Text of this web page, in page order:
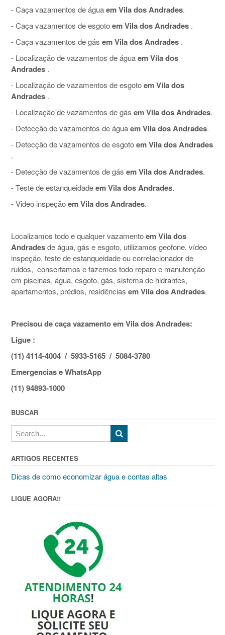
- Caça vazamentos de águaem Vila dos Andrades.
- Caça vazamentos de esgotoem Vila dos Andrades .
- Caça vazamentos de gás em Vila dos Andrades .
- Localização de vazamentos de águaem Vila dos
Andrades .
- Localização de vazamentos de esgotoem Vila dos
Andrades .
- Localização de vazamentos de gás em Vila dos Andrades.
- Detecção de vazamentos de águaem Vila dos Andrades.
- Detecção de vazamentos de esgotoem Vila dos Andrades
.
- Detecção de vazamentos de gás em Vila dos Andrades.
- Teste de estanqueidadeem Vila dos Andrades.
- Video inspeçãoem Vila dos Andrades.
Localizamos todo e qualquer vazamentoem Vila dos
Andradesde água, gás e esgoto, utilizamos geofone, vídeo
inspeção, teste de estanqueidade ou correlacionador de
ruidos, consertamos e fazemos todo reparo e manutenção
em piscinas, água, esgoto, gás, sistema de hidrantes,
apartamentos, prédios, residências em Vila dos Andrades.
Precisou de caça vazamento em Vila dos Andrades:
Ligue :
(11) 4114-4004 / 5933-5165 / 5084-3780
Emergencias e WhatsApp
(11) 94893-1000
BUSCAR
ARTIGOS RECENTES
Dicas de como economizar água e contas altas
LIGUE AGORA!!